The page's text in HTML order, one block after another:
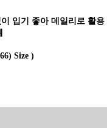
입기 좋아 데일리로 활용
Size )